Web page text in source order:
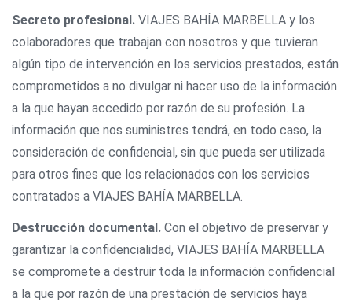
Secreto profesional. VIAJES BAHÍA MARBELLA y los
colaboradores que trabajan con nosotros y que tuvieran
algún tipo de intervención en los servicios prestados, están
comprometidos a no divulgar ni hacer uso de la información
a la que hayan accedido por razón de su profesión. La
información que nos suministres tendrá, en todo caso, la
consideración de confidencial, sin que pueda ser utilizada
para otros fines que los relacionados con los servicios
contratados a VIAJES BAHÍA MARBELLA.
Destrucción documental. Con el objetivo de preservar y
garantizar la confidencialidad, VIAJES BAHÍA MARBELLA
se compromete a destruir toda la información confidencial
a la que por razón de una prestación de servicios haya